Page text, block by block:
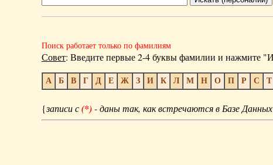
Поиск работает только по фамилиям
Совет: Введите первые 2-4 буквы фамилии и нажмите
А Б В Г Д Е Ж З И К Л М Н О П Р С Т
{записи с(*)- даны так, как встречаются в Базе